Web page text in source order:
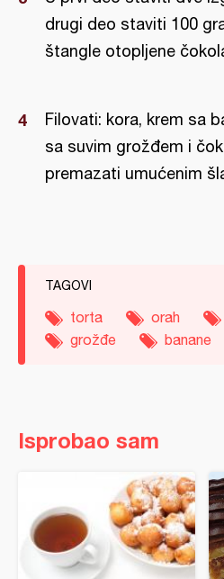
drugi deo staviti 100
štangle otopljene
Filovati: kora, krem sa
sa suvim grožđem i
premazati umućenim
TAGOVI
torta orah
grožđe
banane
Isprobao sam